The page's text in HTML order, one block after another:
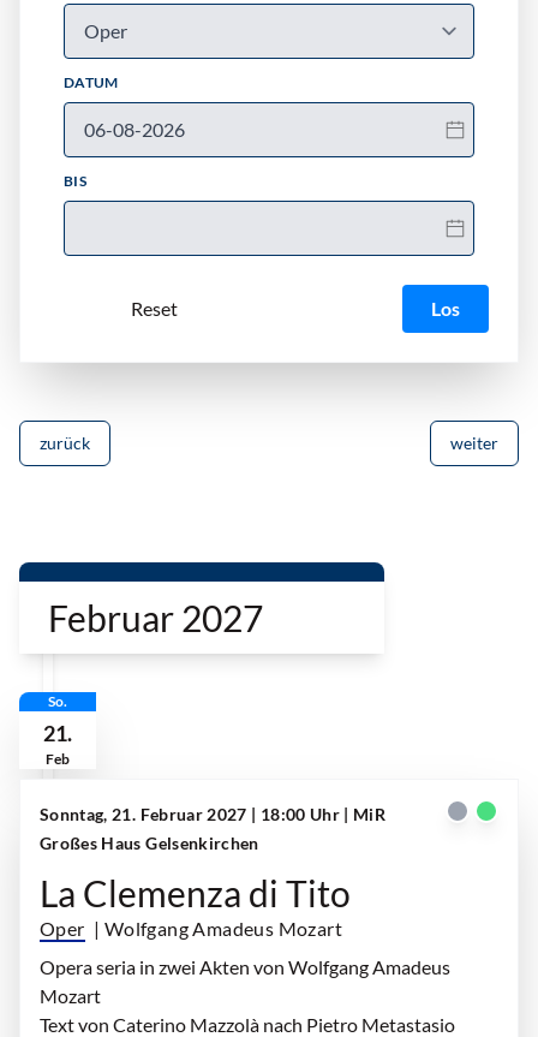
DATUM
BIS
Los
zurück weiter
Februar 2027
So.
21.
Feb
Sonntag, 21. Februar 2027 | 18:00 Uhr | MiR
Großes Haus Gelsenkirchen
La Clemenza di Tito
Oper | Wolfgang Amadeus Mozart
Opera seria in zwei Akten von Wolfgang Amadeus
Mozart
Text von Caterino Mazzolà nach Pietro Metastasio